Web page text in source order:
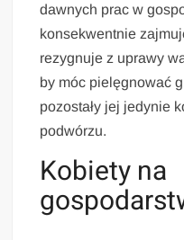
dawnych prac w
konsekwentnie
rezygnuje z uprawy
by móc pielęgnować
pozostały jej jedynie
podwórzu.
Kobiety na